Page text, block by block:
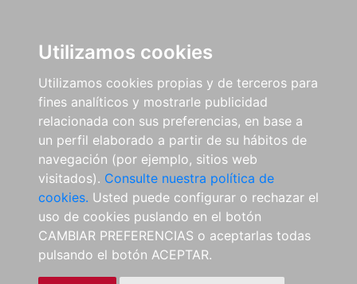
Utilizamos cookies
Utilizamos cookies propias y de terceros para
fines analíticos y mostrarle publicidad
relacionada con sus preferencias, en base a
un perfil elaborado a partir de su hábitos de
navegación (por ejemplo, sitios web
visitados). Consulte nuestra política de
cookies. Usted puede configurar o rechazar el
uso de cookies puslando en el botón
CAMBIAR PREFERENCIAS o aceptarlas todas
pulsando el botón ACEPTAR.